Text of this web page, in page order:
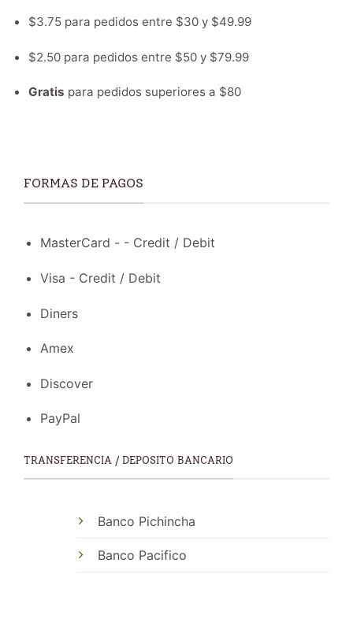
$3.75 para pedidos entre $30 y $49.99
$2.50 para pedidos entre $50 y $79.99
Gratis para pedidos superiores a $80
FORMAS DE PAGOS
MasterCard - - Credit / Debit
Visa - Credit / Debit
Diners
Amex
Discover
PayPal
TRANSFERENCIA / DEPOSITO BANCARIO
Banco Pichincha
Banco Pacifico